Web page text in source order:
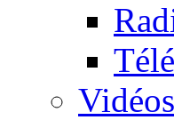
Vidéos